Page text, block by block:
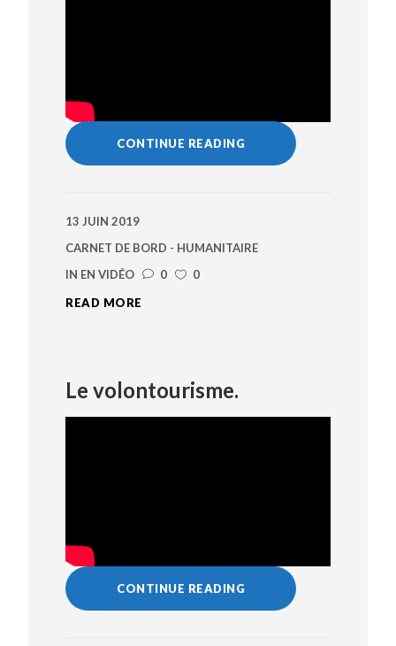
CONTINUE READING
13 JUIN 2019
CARNET DE BORD - HUMANITAIRE
IN EN VIDÉO 0
0
READ MORE
Le volontourisme.
CONTINUE READING